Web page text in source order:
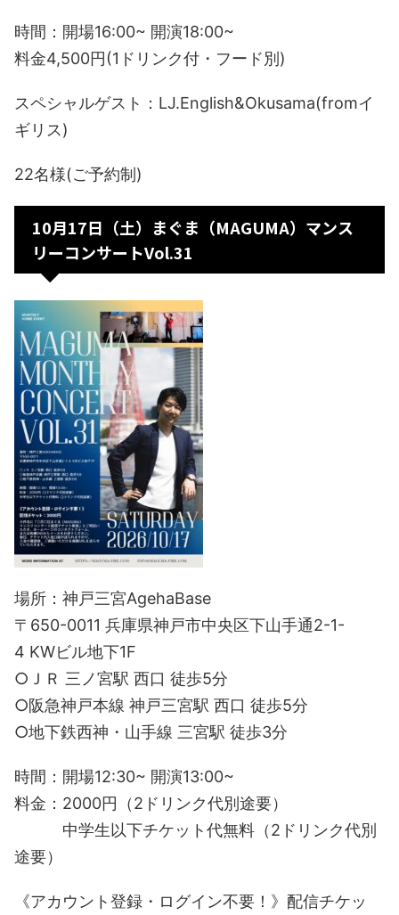
時間：開場16:00~ 開演18:00~
料金4,500円(1ドリンク付・フード別)
スペシャルゲスト：LJ.English&Okusama(fromイ
ギリス)
22名様(ご予約制)
10月17日（土）まぐま（MAGUMA）マンス
リーコンサートVol.31
場所：神戸三宮AgehaBase
〒650-0011 兵庫県神戸市中央区下山手通2-1-
4 KWビル地下1F
○ＪＲ 三ノ宮駅 西口 徒歩5分
○阪急神戸本線 神戸三宮駅 西口 徒歩5分
○地下鉄西神・山手線 三宮駅 徒歩3分
時間：開場12:30~ 開演13:00~
料金：2000円（2ドリンク代別途要）
中学生以下チケット代無料（2ドリンク代別
途要）
《アカウント登録・ログイン不要！》配信チケッ